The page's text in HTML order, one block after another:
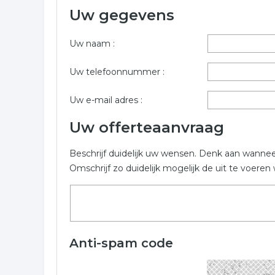
Wilt u informatie opvragen voor banden centrum
winterbanden
Uw gegevens
Uw naam :
Uw telefoonnummer :
Uw e-mail adres :
Uw offerteaanvraag
Beschrijf duidelijk uw wensen. Denk aan
Omschrijf zo duidelijk mogelijk de uit te voeren
Anti-spam code